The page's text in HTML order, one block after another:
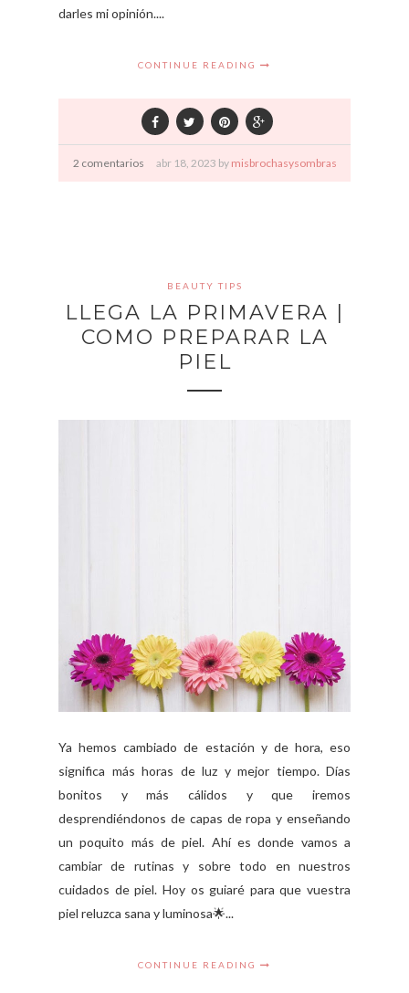
darles mi opinión....
CONTINUE READING
2 comentarios abr 18, 2023 by misbrochasysombras
BEAUTY TIPS
LLEGA LA PRIMAVERA |
COMO PREPARAR LA
PIEL
Ya hemos cambiado de estación y de hora, eso
significa más horas de luz y mejor tiempo. Días
bonitos y más cálidos y que iremos
desprendiéndonos de capas de ropa y enseñando
un poquito más de piel. Ahí es donde vamos a
cambiar de rutinas y sobre todo en nuestros
cuidados de piel. Hoy os guiaré para que vuestra
piel reluzca sana y luminosa🌟...
CONTINUE READING